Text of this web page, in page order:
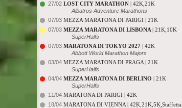
27/02 LOST CITY MARATHON | 42K,21K
Albatros Adventure Marathons
07/03 MEZZA MARATONA DI PARIGI | 21K
07/03 MEZZA MARATONA DI LISBONA | 21K,10K
SuperHalfs
07/03 MARATONA DI TOKYO 2027 | 42K
Abbott World Marathon Majors
03/04 MEZZA MARATONA DI PRAGA | 21K
SuperHalfs
04/04 MEZZA MARATONA DI BERLINO | 21K
SuperHalfs
11/04 MARATONA DI PARIGI | 42K
18/04 MARATONA DI VIENNA | 42K,21K,5K,Staffetta